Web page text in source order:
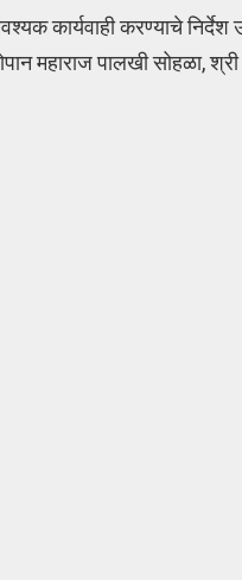
कार्यवाही करण्याचे निर्देश
महाराज पालखी सोहळा,